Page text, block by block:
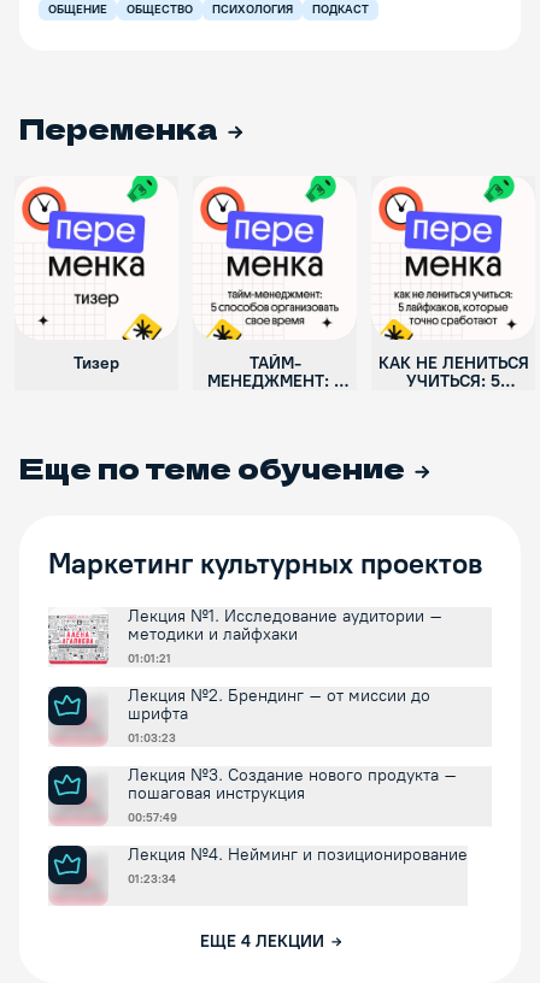
ОБЩЕНИЕ ОБЩЕСТВО ПСИХОЛОГИЯ ПОДКАСТ
Переменка
Тизер
ТАЙМ-
МЕНЕДЖМЕНТ: 5
КАК НЕ ЛЕНИТЬСЯ
УЧИТЬСЯ: 5
Еще по теме обучение
Маркетинг культурных проектов
Лекция №1. Исследование аудитории –
методики и лайфхаки
01:01:21
Лекция №2. Брендинг – от миссии до
шрифта
01:03:23
Лекция №3. Создание нового продукта –
пошаговая инструкция
00:57:49
Лекция №4. Нейминг и позиционирование
01:23:34
ЕЩЕ 4 ЛЕКЦИИ